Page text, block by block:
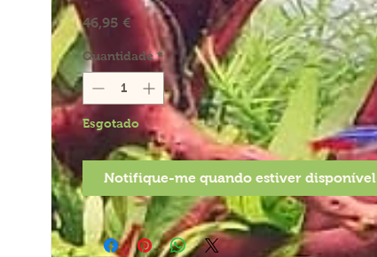
46,95 € Preço
Quantidade *
Esgotado
Notifique-me quando estiver disponível